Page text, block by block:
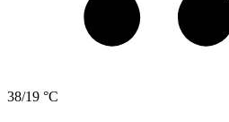
38/19 °C